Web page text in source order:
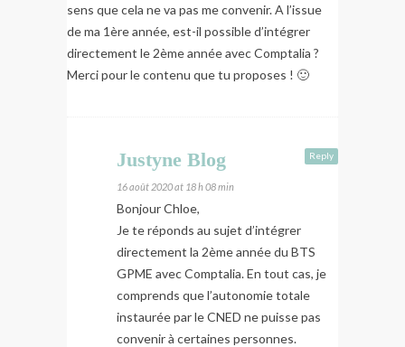
sens que cela ne va pas me convenir. A l’issue
de ma 1ère année, est-il possible d’intégrer
directement le 2ème année avec Comptalia ?
Merci pour le contenu que tu proposes ! 🙂
Reply
Justyne Blog
16 août 2020 at 18 h 08 min
Bonjour Chloe,
Je te réponds au sujet d’intégrer
directement la 2ème année du BTS
GPME avec Comptalia. En tout cas, je
comprends que l’autonomie totale
instaurée par le CNED ne puisse pas
convenir à certaines personnes.